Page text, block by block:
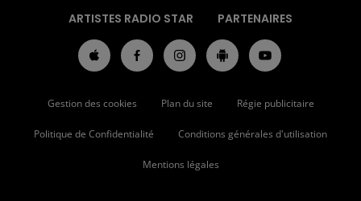
ARTISTES RADIO STAR PARTENAIRES
Gestion des cookies Plan du site Régie publicitaire
Politique de Confidentialité Conditions générales d'utilisation
Mentions légales